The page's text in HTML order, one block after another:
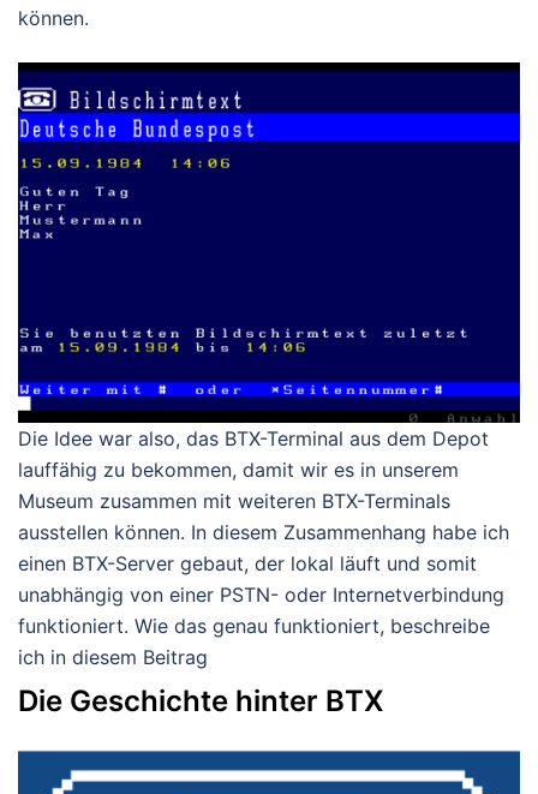
können.
Die Idee war also, das BTX-Terminal aus dem Depot
lauffähig zu bekommen, damit wir es in unserem
Museum zusammen mit weiteren BTX-Terminals
ausstellen können. In diesem Zusammenhang habe ich
einen BTX-Server gebaut, der lokal läuft und somit
unabhängig von einer PSTN- oder Internetverbindung
funktioniert. Wie das genau funktioniert, beschreibe
ich in diesem Beitrag
Die Geschichte hinter BTX